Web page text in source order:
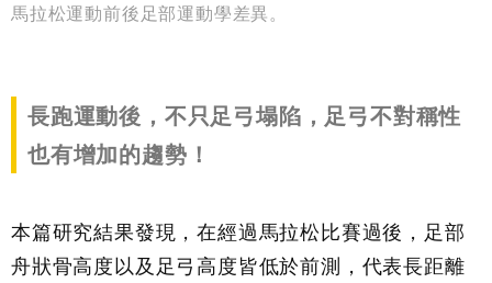
馬拉松運動前後足部運動學差異。
長跑運動後，不只足弓塌陷，足弓不對稱性
也有增加的趨勢！
本篇研究結果發現，在經過馬拉松比賽過後，足部
舟狀骨高度以及足弓高度皆低於前測，代表長距離